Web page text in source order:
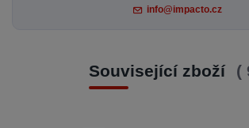
info@impacto.cz
Související zboží